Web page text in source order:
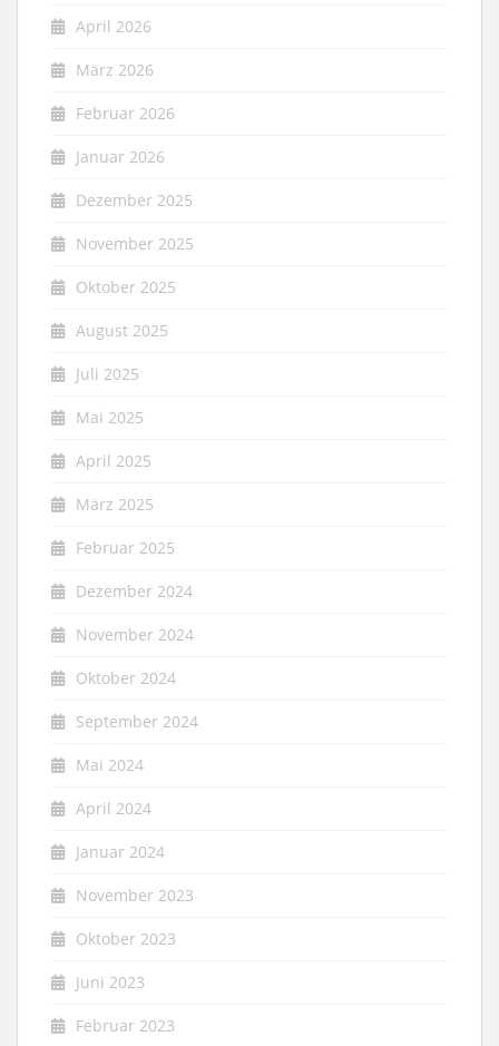
April 2026
März 2026
Februar 2026
Januar 2026
Dezember 2025
November 2025
Oktober 2025
August 2025
Juli 2025
Mai 2025
April 2025
März 2025
Februar 2025
Dezember 2024
November 2024
Oktober 2024
September 2024
Mai 2024
April 2024
Januar 2024
November 2023
Oktober 2023
Juni 2023
Februar 2023